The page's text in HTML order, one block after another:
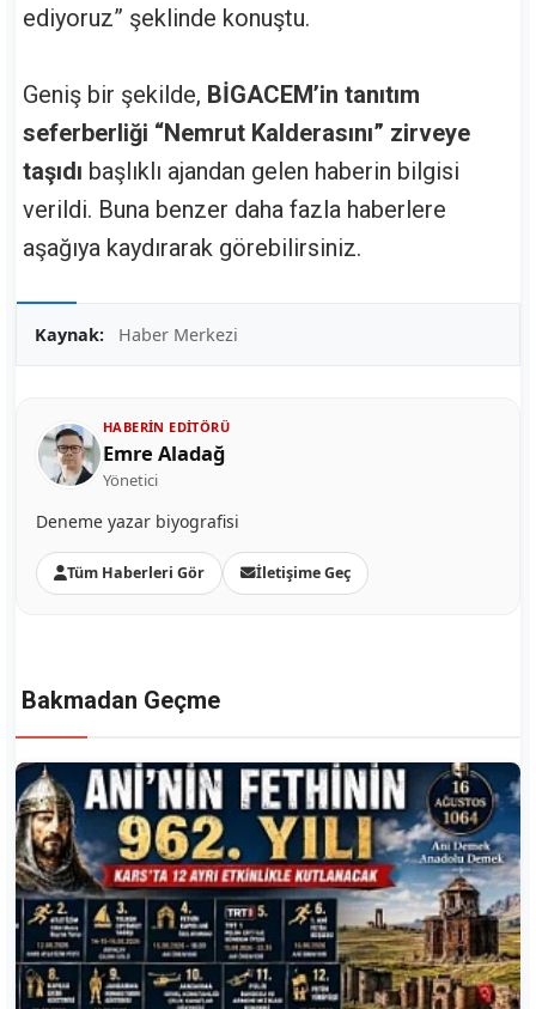
ediyoruz” şeklinde konuştu.
Geniş bir şekilde, BİGACEM’in tanıtım
seferberliği “Nemrut Kalderasını” zirveye
taşıdı başlıklı ajandan gelen haberin bilgisi
verildi. Buna benzer daha fazla haberlere
aşağıya kaydırarak görebilirsiniz.
Kaynak: Haber Merkezi
HABERIN EDITÖRÜ
Emre Aladağ
Yönetici
Deneme yazar biyografisi
Tüm Haberleri Gör İletişime Geç
Bakmadan Geçme